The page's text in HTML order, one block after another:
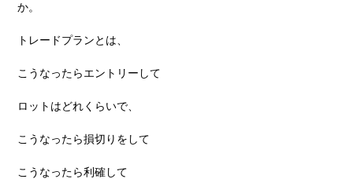
か。
トレードプランとは、
こうなったらエントリーして
ロットはどれくらいで、
こうなったら損切りをして
こうなったら利確して